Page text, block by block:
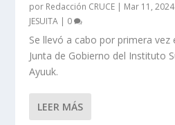
por Redacción CRUCE | Mar 11, 2024
JESUITA | 0
Se llevó a cabo por primera vez
Junta de Gobierno del Instituto
Ayuuk.
LEER MÁS